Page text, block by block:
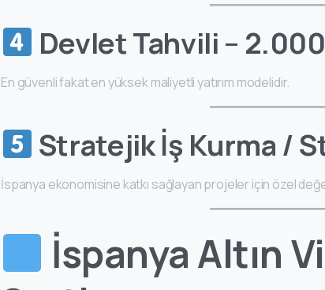
Devlet Tahvili –
En güvenli fakat en yüksek maliyetli yatırım modelidir.
Stratejik İş Kurma /
İspanya ekonomisine katkı sağlayan projeler için özel
İspanya Altın